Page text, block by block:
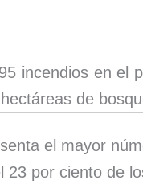
incendios en el
de
el mayor
23 por ciento de